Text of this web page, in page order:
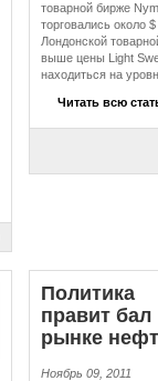
товарной бирже
торговались около
Лондонской
выше цены Light
находиться на
Читать всю
Политика
правит бал
рынке
Ноябрь 09, 2011